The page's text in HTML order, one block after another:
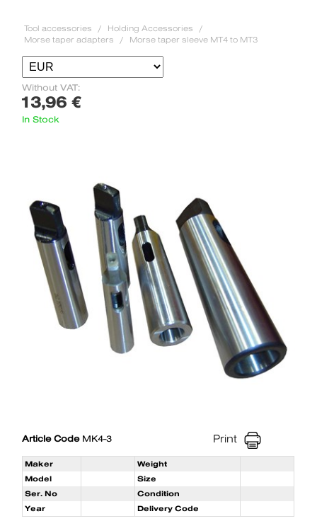
Tool accessories
Holding Accessories
Morse taper adapters
Morse taper sleeve MT4 to MT3
Without VAT:
13,96 €
In Stock
Article CodeMK4-3 Print
Maker
Weight
Model
Size
Ser. No
Condition
Year
Delivery Code